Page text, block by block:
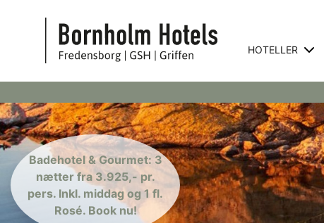
HOTELLER
Badehotel & Gourmet: 3
nætter fra 3.925,- pr.
pers. Inkl. middag og 1 fl.
Rosé. Book nu!